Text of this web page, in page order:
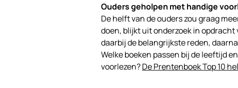
Ouders geholpen met handige
De helft van de ouders zou graag
doen, blijkt uit onderzoek in
daarbij de belangrijkste reden,
Welke boeken passen bij de leeftijd
voorlezen?De Prentenboek Top 10